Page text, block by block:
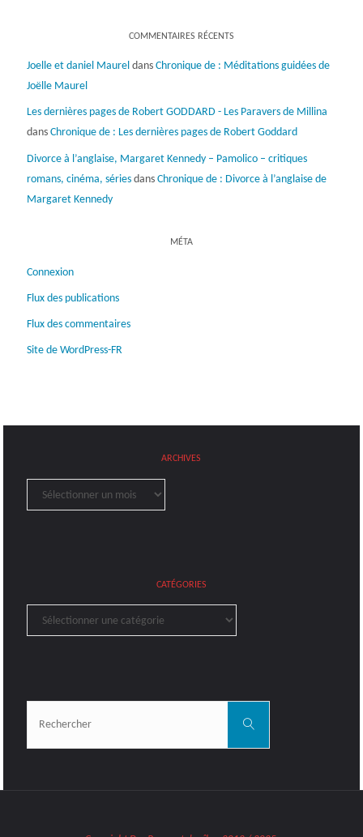
COMMENTAIRES RÉCENTS
Joelle et daniel Maureldans Chronique de : Méditations guidées de
Joëlle Maurel
Les dernières pages de Robert GODDARD - Les Paravers de Millina
dans Chronique de : Les dernières pages de Robert Goddard
Divorce à l’anglaise, Margaret Kennedy – Pamolico – critiques
romans, cinéma, sériesdans Chronique de : Divorce à l’anglaise de
Margaret Kennedy
MÉTA
Connexion
Flux des publications
Flux des commentaires
Site de WordPress-FR
ARCHIVES
Archives
CATÉGORIES
Catégories
Rechercher